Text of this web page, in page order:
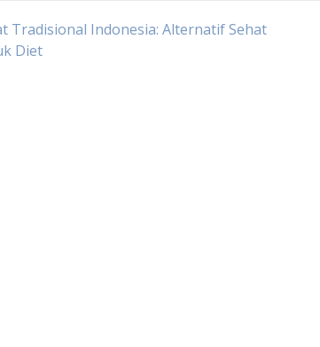
Tradisional Indonesia: Alternatif Sehat
Diet